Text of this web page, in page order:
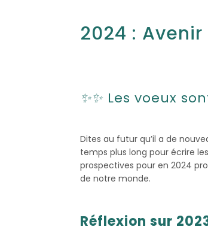
2024 :
✨✨ Les voeux
Dites au futur qu’il a de
temps plus long pour écrire
prospectives pour en 2024
de notre monde.
Réflexion sur